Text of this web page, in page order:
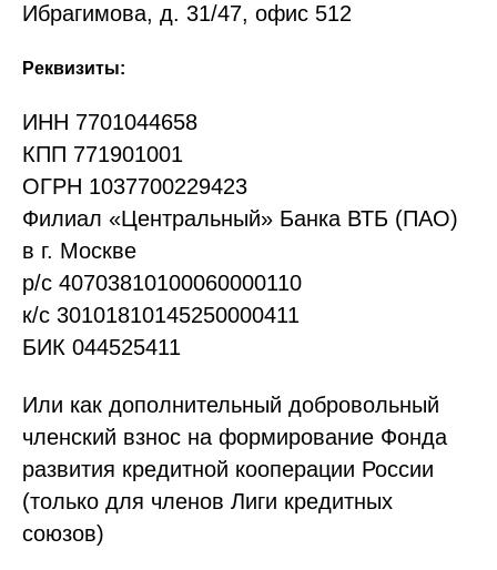
Ибрагимова, д. 31/47, офис 512
Реквизиты:
ИНН 7701044658
КПП 771901001
ОГРН 1037700229423
Филиал «Центральный» Банка ВТБ (ПАО)
в г. Москве
р/с 40703810100060000110
к/с 30101810145250000411
БИК 044525411
Или как дополнительный добровольный
членский взнос на формирование Фонда
развития кредитной кооперации России
(только для членов Лиги кредитных
союзов)